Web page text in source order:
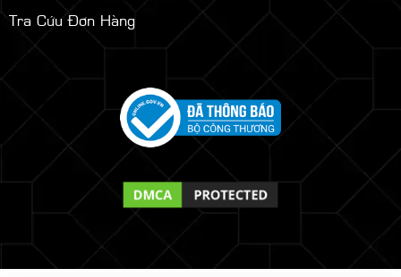
Tra Cứu Đơn Hàng